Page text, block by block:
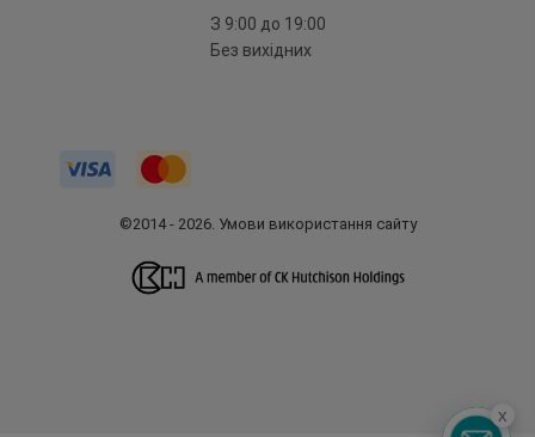
З 9:00 до 19:00
Без вихідних
©2014 - 2026. Умови використання сайту
x